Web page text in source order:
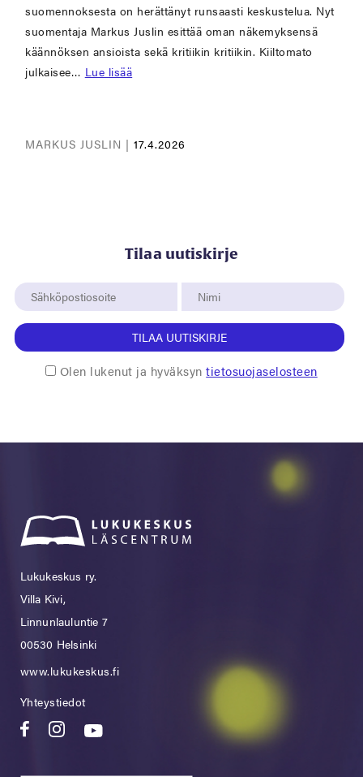
suomennoksesta on herättänyt runsaasti keskustelua. Nyt
suomentaja Markus Juslin esittää oman näkemyksensä
käännöksen ansioista sekä kritiikin kritiikin. Kiiltomato
julkaisee… Lue lisää
MARKUS JUSLIN |17.4.2026
Tilaa uutiskirje
TILAA UUTISKIRJE
Olen lukenut ja hyväksyntietosuojaselosteen
Lukukeskus ry.
Villa Kivi,
Linnunlauluntie 7
00530 Helsinki
www.lukukeskus.fi
Yhteystiedot